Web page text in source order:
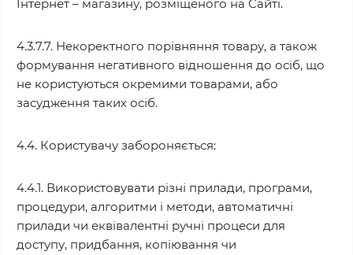
Інтернет – магазину, розміщеного на Сайті.
4.3.7.7. Некоректного порівняння товару, а також
формування негативного відношення до осіб, що
не користуються окремими товарами, або
засудження таких осіб.
4.4. Користувачу забороняється:
4.4.1. Використовувати різні прилади, програми,
процедури, алгоритми і методи, автоматичні
прилади чи еквівалентні ручні процеси для
доступу, придбання, копіювання чи